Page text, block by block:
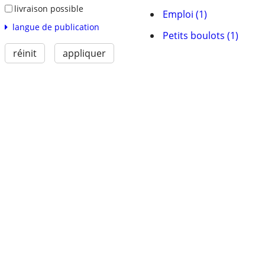
livraison possible
langue de publication
réinit appliquer
Emploi (1)
Petits boulots (1)